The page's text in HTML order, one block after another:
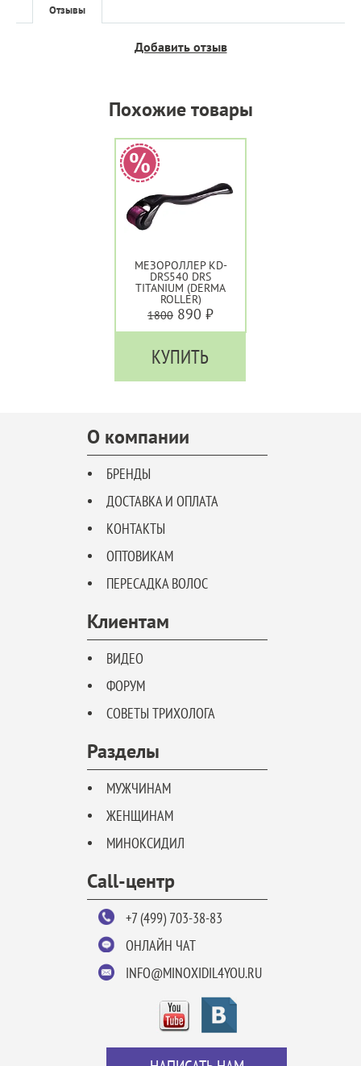
Отзывы
Добавить отзыв
Похожие товары
МЕЗОРОЛЛЕР KD-
DRS540 DRS
TITANIUM (DERMA
ROLLER)
1800 890 ₽
КУПИТЬ
О компании
БРЕНДЫ
ДОСТАВКА И ОПЛАТА
КОНТАКТЫ
ОПТОВИКАМ
ПЕРЕСАДКА ВОЛОС
Клиентам
ВИДЕО
ФОРУМ
СОВЕТЫ ТРИХОЛОГА
Разделы
МУЖЧИНАМ
ЖЕНЩИНАМ
МИНОКСИДИЛ
Call-центр
+7 (499) 703-38-83
ОНЛАЙН ЧАТ
INFO@MINOXIDIL4YOU.RU